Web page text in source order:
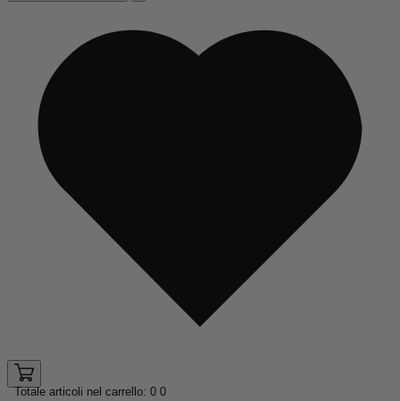
Totale articoli nel carrello: 0 0